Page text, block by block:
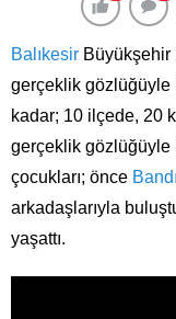
Balıkesir Büyükşehir
gerçeklik gözlüğüyle
kadar; 10 ilçede, 20
gerçeklik
çocukları; önce
arkadaşlarıyla
yaşattı.